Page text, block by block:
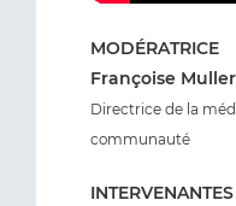
MODÉRATRICE
Françoise Muller
Directrice de la
communauté
INTERVENANTES